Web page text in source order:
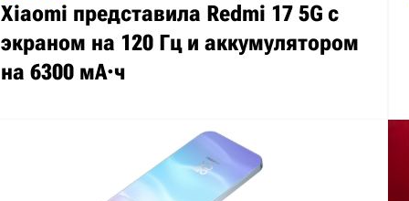
Xiaomi представила Redmi 17 5G с
экраном на 120 Гц и аккумулятором
на 6300 мА·ч